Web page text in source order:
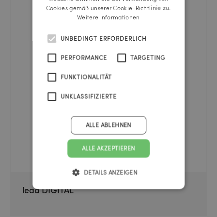
lead DIGITAL
Cookies gemäß unserer Cookie-Richtlinie zu.
Weitere Informationen
UNBEDINGT ERFORDERLICH
PERFORMANCE TARGETING
FUNKTIONALITÄT
UNKLASSIFIZIERTE
ALLE AKZEPTIEREN
ALLE ABLEHNEN
DETAILS ANZEIGEN